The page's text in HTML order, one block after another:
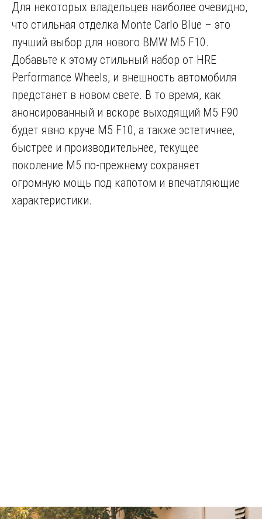
Для некоторых владельцев наиболее очевидно,
что стильная отделка Monte Carlo Blue – это
лучший выбор для нового BMW M5 F10.
Добавьте к этому стильный набор от HRE
Performance Wheels, и внешность автомобиля
предстанет в новом свете. В то время, как
анонсированный и вскоре выходящий M5 F90
будет явно круче M5 F10, а также эстетичнее,
быстрее и производительнее, текущее
поколение М5 по-прежнему сохраняет
огромную мощь под капотом и впечатляющие
характеристики.